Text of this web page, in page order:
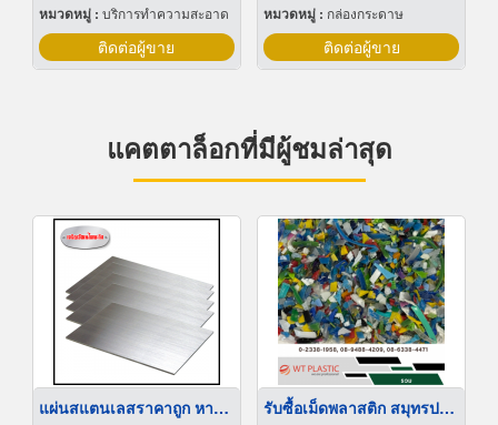
หมวดหมู่ : บริการทำความสะอาด
ติดต่อผู้ขาย
หมวดหมู่ : กล่องกระดาษ
ติดต่อผู้ขาย
แคตตาล็อกที่มีผู้ชมล่าสุด
แผ่นสแตนเลสราคาถูก หาดใหญ่ รับซื้อเม็ดพลาสติก สมุทรปราการ